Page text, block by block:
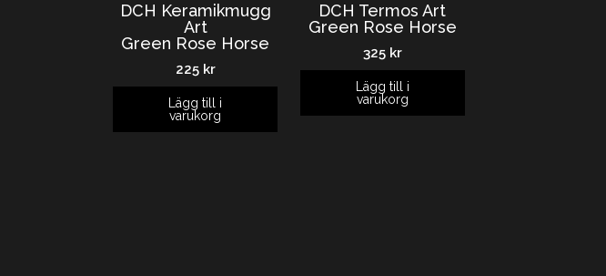
DCH Keramikmugg
Art
Green Rose Horse
225 kr
Lägg till i
varukorg
DCH Termos Art
Green Rose Horse
325 kr
Lägg till i
varukorg